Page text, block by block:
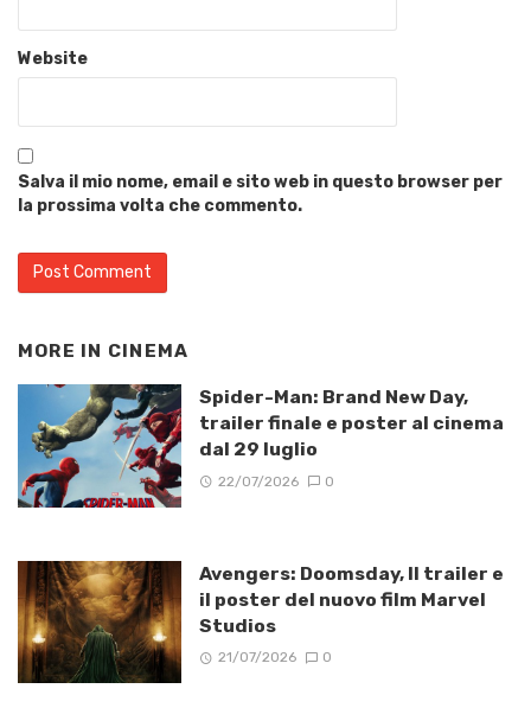
Website
Salva il mio nome, email e sito web in questo browser per
la prossima volta che commento.
MORE IN CINEMA
Spider-Man: Brand New Day,
trailer finale e poster al cinema
dal 29 luglio
22/07/2026 0
Avengers: Doomsday, Il trailer e
il poster del nuovo film Marvel
Studios
21/07/2026 0